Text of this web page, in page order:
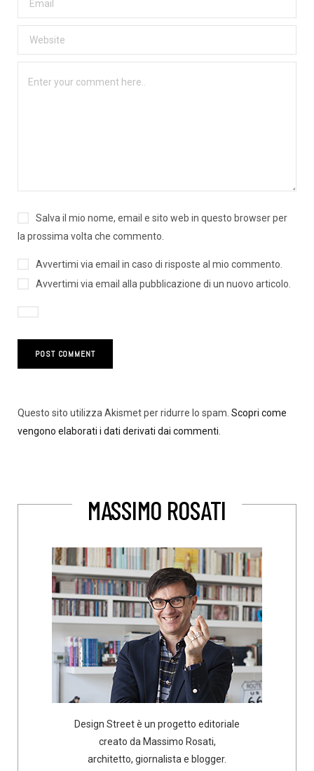
Salva il mio nome, email e sito web in questo browser per
la prossima volta che commento.
Avvertimi via email in caso di risposte al mio commento.
Avvertimi via email alla pubblicazione di un nuovo articolo.
Questo sito utilizza Akismet per ridurre lo spam. Scopri come
vengono elaborati i dati derivati dai commenti.
MASSIMO ROSATI
Design Street è un progetto editoriale
creato da Massimo Rosati,
architetto, giornalista e blogger.